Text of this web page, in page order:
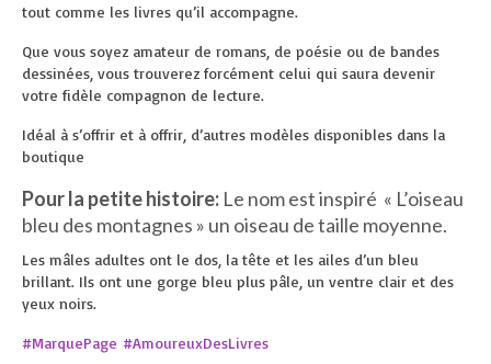
tout comme les livres qu’il accompagne.
Que vous soyez amateur de romans, de poésie ou de bandes
dessinées, vous trouverez forcément celui qui saura devenir
votre fidèle compagnon de lecture.
Idéal à s’offrir et à offrir, d’autres modèles disponibles dans la
boutique
Pour la petite histoire: Le nom est inspiré « L’oiseau
bleu des montagnes » un oiseau de taille moyenne.
Les mâles adultes ont le dos, la tête et les ailes d’un bleu
brillant. Ils ont une gorge bleu plus pâle, un ventre clair et des
yeux noirs.
#MarquePage #AmoureuxDesLivres